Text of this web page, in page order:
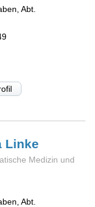
Abt.
Linke
Medizin und
Abt.